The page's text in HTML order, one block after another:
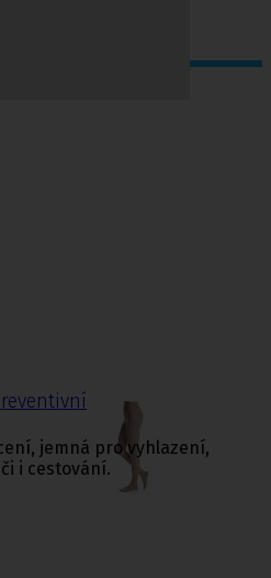
jemná pro vyhlazení,
i cestování.